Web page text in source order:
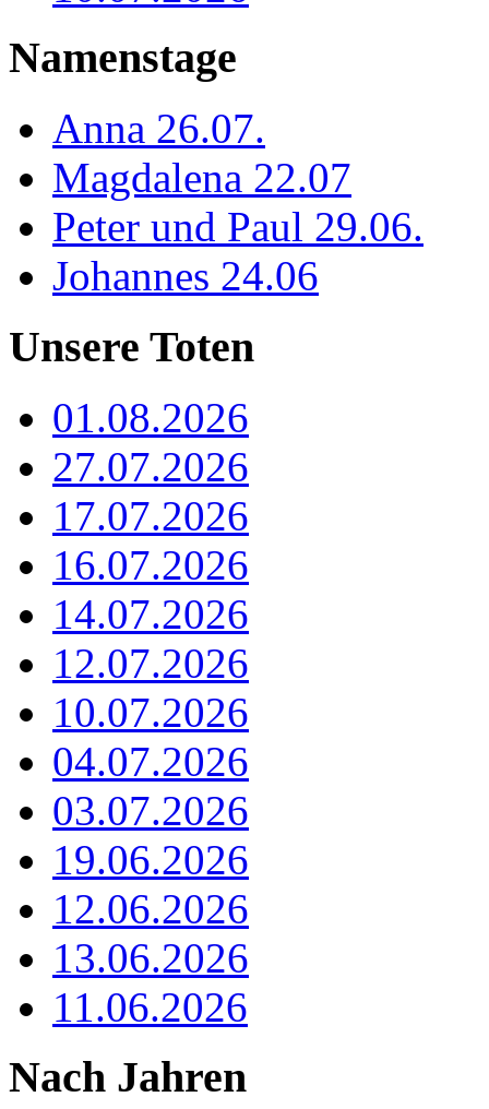
Namenstage
Anna 26.07.
Magdalena 22.07
Peter und Paul 29.06.
Johannes 24.06
Unsere Toten
01.08.2026
27.07.2026
17.07.2026
16.07.2026
14.07.2026
12.07.2026
10.07.2026
04.07.2026
03.07.2026
19.06.2026
12.06.2026
13.06.2026
11.06.2026
Nach Jahren